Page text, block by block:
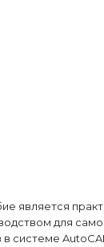
является
для
в системе